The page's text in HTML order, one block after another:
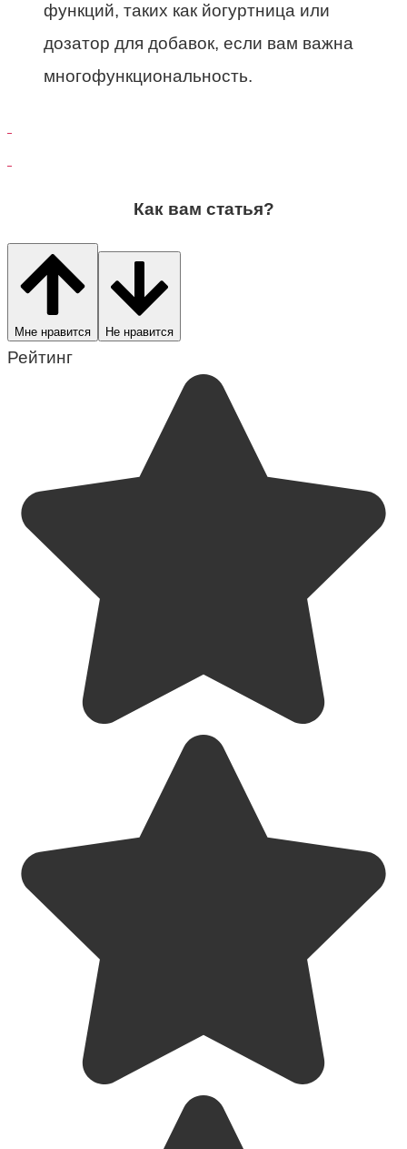
функций, таких как йогуртница или
дозатор для добавок, если вам важна
многофункциональность.
Как вам статья?
Мне нравится Не нравится
Рейтинг